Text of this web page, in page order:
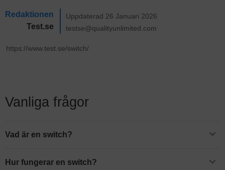
Redaktionen
Test.se
Uppdaterad 26 Januari 2026
testse@qualityunlimited.com
Vanliga frågor
Vad är en switch?
enheter ansluta med kabel för att ansluta till ditt nätverk. Det
Hur fungerar en switch?